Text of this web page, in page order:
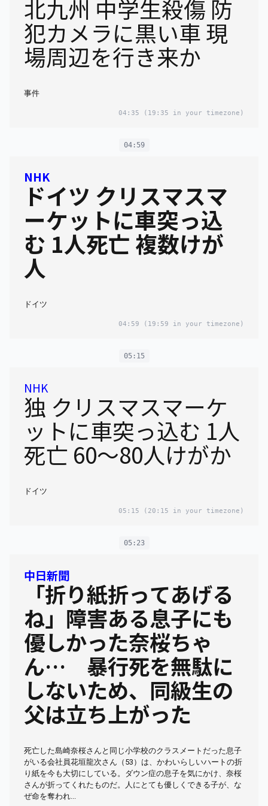
北九州 中学生殺傷 防
犯カメラに黒い車 現
場周辺を行き来か
事件
04:35 (19:35 in your timezone)
04:59
NHK
ドイツ クリスマスマ
ーケットに車突っ込
む 1人死亡 複数けが
人
ドイツ
04:59 (19:59 in your timezone)
05:15
NHK
独 クリスマスマーケ
ットに車突っ込む 1人
死亡 60～80人けがか
ドイツ
05:15 (20:15 in your timezone)
05:23
中日新聞
「折り紙折ってあげる
ね」障害ある息子にも
優しかった奈桜ちゃ
ん… 暴行死を無駄に
しないため、同級生の
父は立ち上がった
死亡した島崎奈桜さんと同じ小学校のクラスメートだった息子
がいる会社員花垣龍次さん（53）は、かわいらしいハートの折
り紙を今も大切にしている。ダウン症の息子を気にかけ、奈桜
さんが折ってくれたものだ。人にとても優しくできる子が、な
ぜ命を奪われ...